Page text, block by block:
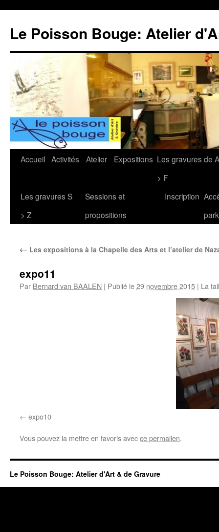
Le Poisson Bouge: Atelier
Aller
contenu
Accueil Activités Atelier Expositions Les gravures de A
> F
Les gravures S
> Z
Sessions et
propositions
Inscription
← Les expositions à la Chapelle des Arts et l’atelier de
expo11
Par Bernard van BAALEN | Publié le29 novembre 2015 | La
expo10
Vous pouvez la mettre en favoris avecce permalien.
Le Poisson Bouge: Atelier d'Art & de Gravure